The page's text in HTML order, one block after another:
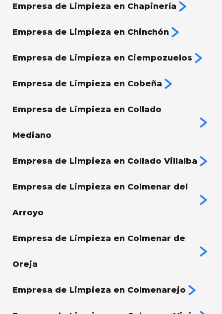
Empresa de Limpieza en Chapinería
Empresa de Limpieza en Chinchón
Empresa de Limpieza en Ciempozuelos
Empresa de Limpieza en Cobeña
Empresa de Limpieza en Collado
Mediano
Empresa de Limpieza en Collado Villalba
Empresa de Limpieza en Colmenar del
Arroyo
Empresa de Limpieza en Colmenar de
Oreja
Empresa de Limpieza en Colmenarejo